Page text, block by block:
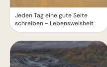
Jeden Tag eine gute Seite
schreiben - Lebensweisheit